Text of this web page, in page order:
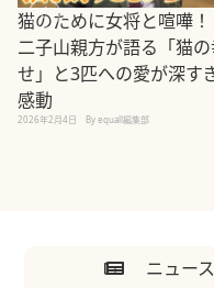
猫のために女将と喧嘩！
二子山親方が語る「猫
せ」と3匹への愛が深す
感動
2026年2月4日 By equall編集部
ニュース